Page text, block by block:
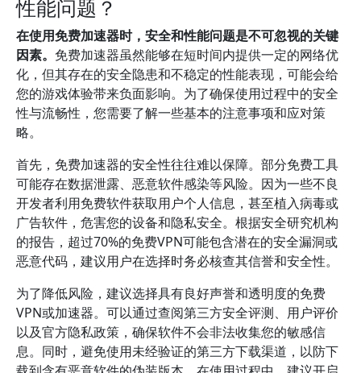
性能问题？
在使用免费加速器时，安全和性能问题是不可忽视的关键
因素。 免费加速器虽然能够在短时间内提供一定的网络优
化，但其存在的安全隐患和不稳定的性能表现，可能会给
您的游戏体验带来负面影响。为了确保使用过程中的安全
性与流畅性，您需要了解一些基本的注意事项和应对策
略。
首先，免费加速器的安全性往往难以保障。部分免费工具
可能存在数据泄露、恶意软件感染等风险。因为一些不良
开发者利用免费软件获取用户个人信息，甚至植入病毒或
广告软件，危害您的设备和隐私安全。根据安全研究机构
的报告，超过70%的免费VPN可能包含潜在的安全漏洞或
恶意代码，建议用户在选择时务必核查其信誉和安全性。
为了降低风险，建议选择具有良好声誉和透明度的免费
VPN或加速器。可以通过查阅第三方安全评测、用户评价
以及官方隐私政策，确保软件不会非法收集您的敏感信
息。同时，避免使用未经验证的第三方下载渠道，以防下